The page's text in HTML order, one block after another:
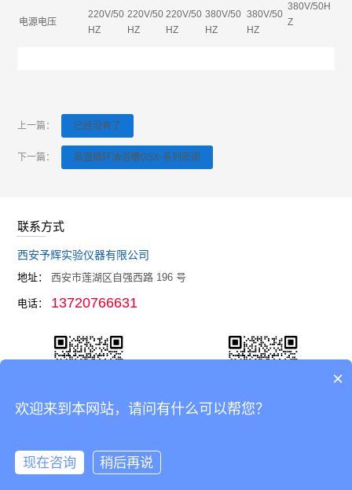
电源电压
220V/50
HZ
220V/50
HZ
220V/50
HZ
380V/50
HZ
380V/50
HZ
380V/50H
Z
上一篇： 已经没有了
下一篇： 高温循环油浴槽GSX-系列密闭
联系方式
西安予辉实验仪器有限公司
地址： 西安市莲湖区自强西路 196 号
电话： 13720766631
Copyright © 2021-2026西安予辉实验仪器有限公司
×
欢迎来到本网站，请问有什么可以帮您？
现在咨询
稍后再说
在线咨询